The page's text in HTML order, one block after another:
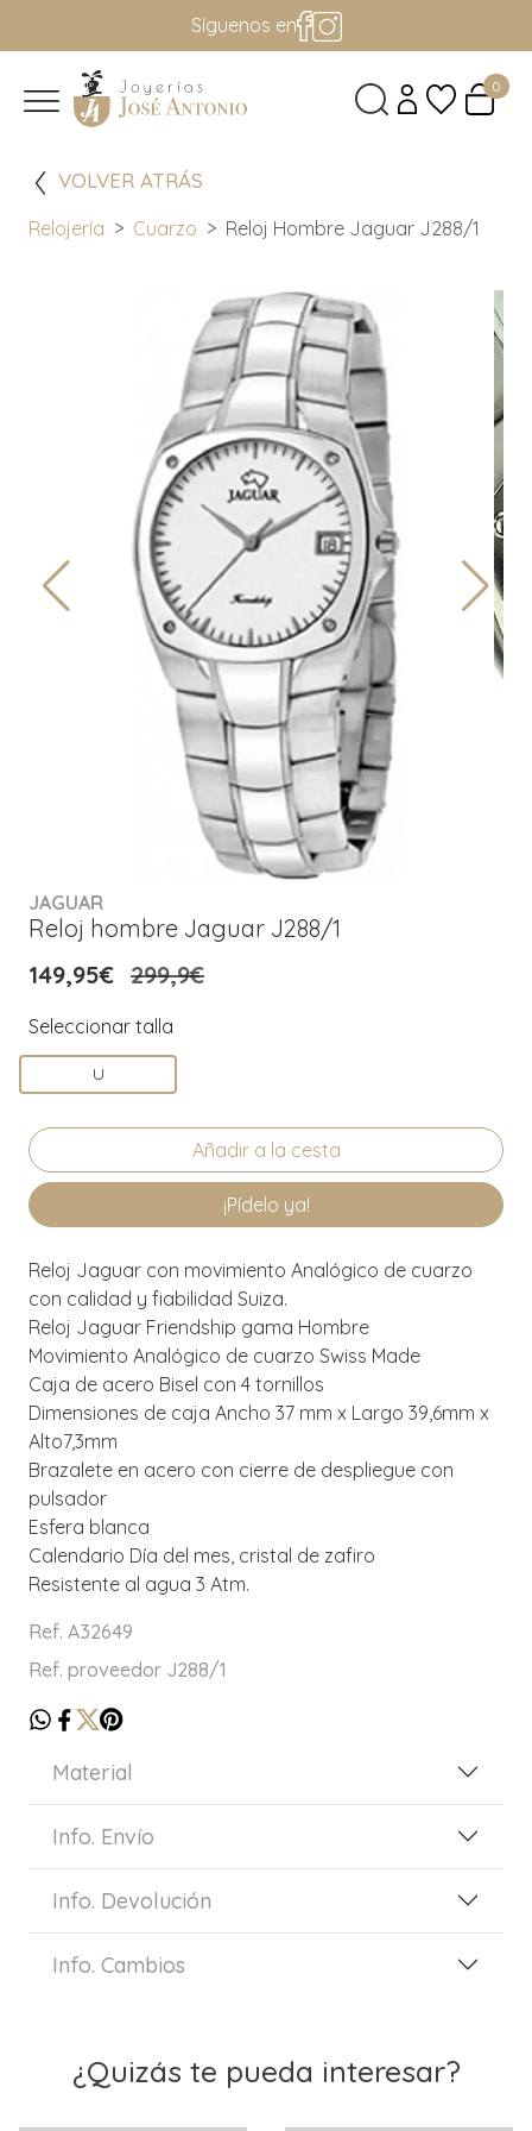
Síguenos en
0
VOLVER ATRÁS
Relojería Cuarzo Reloj Hombre Jaguar J288/1
JAGUAR
Reloj hombre Jaguar J288/1
149,95€ 299,9€
Seleccionar talla
U
¡Pídelo ya!
Reloj Jaguar con movimiento Analógico de cuarzo
con calidad y fiabilidad Suiza.
Reloj Jaguar Friendship gama Hombre
Movimiento Analógico de cuarzo Swiss Made
Caja de acero Bisel con 4 tornillos
Dimensiones de caja Ancho 37 mm x Largo 39,6mm x
Alto7,3mm
Brazalete en acero con cierre de despliegue con
pulsador
Esfera blanca
Calendario Día del mes, cristal de zafiro
Resistente al agua 3 Atm.
Ref. A32649
Ref. proveedor J288/1
Material
Info. Envío
Info. Devolución
Info. Cambios
¿Quizás te pueda interesar?